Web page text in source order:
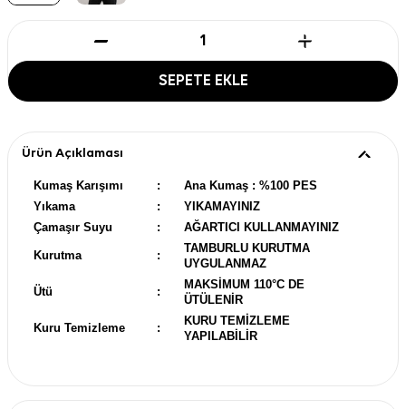
SEPETE EKLE
Ürün Açıklaması
Kumaş Karışımı :
Ana Kumaş : %100 PES
Yıkama
:
YIKAMAYINIZ
Çamaşır Suyu
: AĞARTICI KULLANMAYINIZ
Kurutma :
TAMBURLU KURUTMA
UYGULANMAZ
Ütü :
MAKSİMUM 110°C DE
ÜTÜLENİR
Kuru Temizleme :
KURU TEMİZLEME
YAPILABİLİR